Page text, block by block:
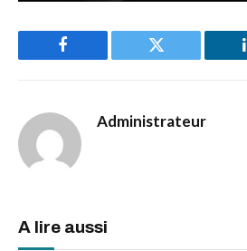
Facebook Twitter
Administrateur
A lire aussi